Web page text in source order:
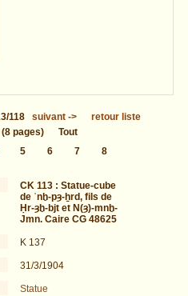
118 suivant->
retour liste
(8 pages)
Tout
5 6 7 8
CK 113 : Statue-cube
de ʿnḫ-pȝ-ẖrd, fils de
Ḥr-ȝḫ-bjt et N(ȝ)-mnḫ-
Jmn. Caire CG 48625
K 137
31/3/1904
Statue